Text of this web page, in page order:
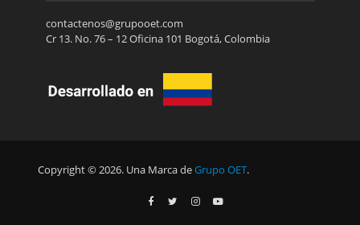
contactenos@grupooet.com
Cr 13. No. 76 – 12 Oficina 101 Bogotá, Colombia
Copyright © 2026. Una Marca deGrupo OET.